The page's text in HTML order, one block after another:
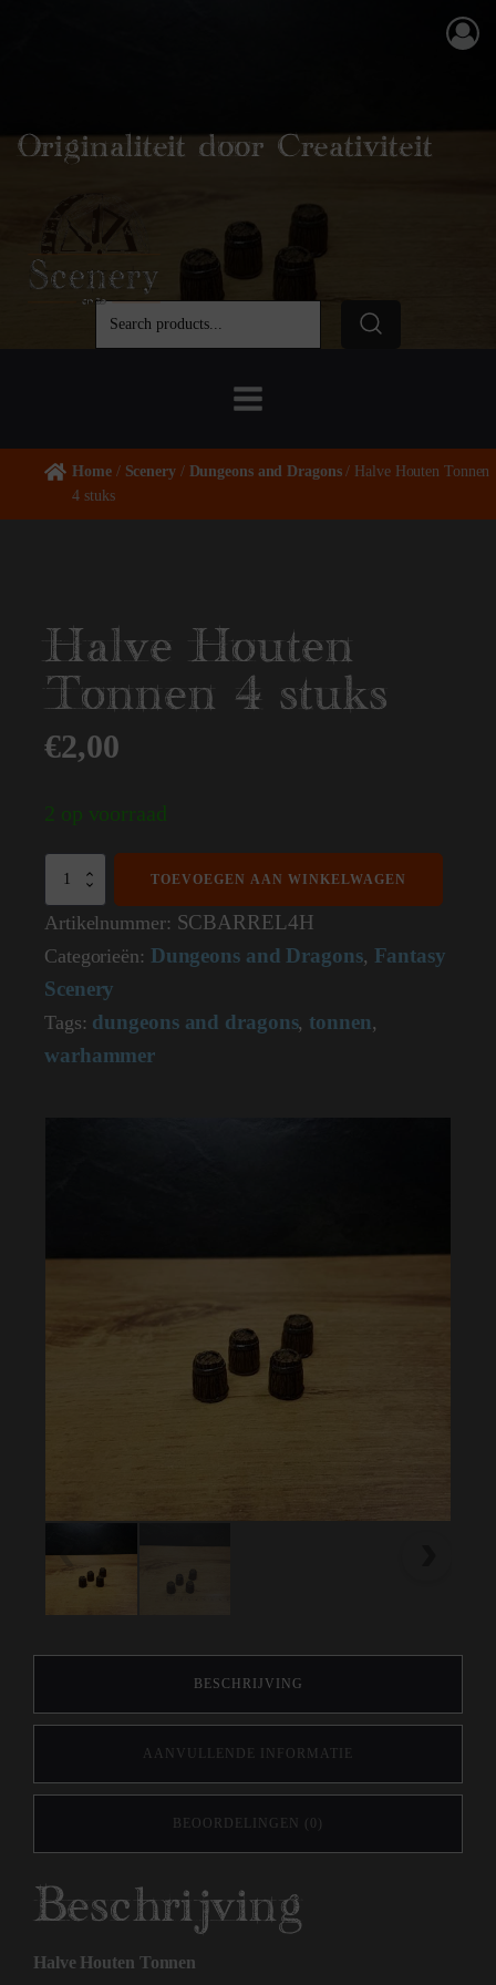
Originaliteit door Creativiteit
Home/ Scenery/ Dungeons and Dragons/ Halve Houten Tonnen
4 stuks
Halve Houten
Tonnen 4 stuks
€2,00
2 op voorraad
Halve
Tonnen
stuks
TOEVOEGEN AAN WINKELWAGEN
Artikelnummer: SCBARREL4H
Categorieën: Dungeons and Dragons, Fantasy
Scenery
Tags: dungeons and dragons, tonnen,
warhammer
BESCHRIJVING
AANVULLENDE INFORMATIE
BEOORDELINGEN (0)
Beschrijving
Halve Houten Tonnen